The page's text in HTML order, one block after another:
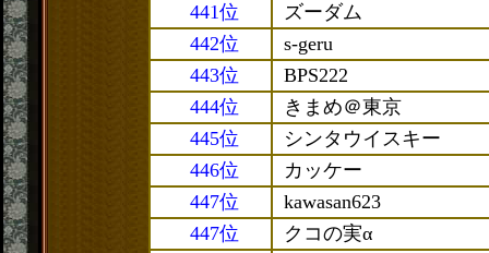
441位
ズーダム
442位
s-geru
443位
BPS222
444位
きまめ＠東京
445位
シンタウイスキー
446位
カッケー
447位
kawasan623
447位
クコの実α